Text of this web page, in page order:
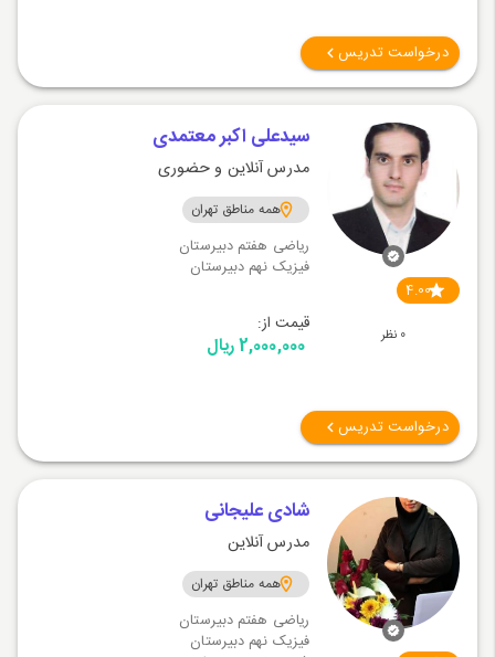
درخواست تدریس
4.00
0 نظر
سیدعلی اکبر معتمدی
مدرس آنلاین و حضوری
همه مناطق تهران
ریاضی هفتم دبیرستان
فیزیک نهم دبیرستان
قیمت از:
2,000,000 ریال
درخواست تدریس
شادی علیجانی
مدرس آنلاین
همه مناطق تهران
ریاضی هفتم دبیرستان
فیزیک نهم دبیرستان